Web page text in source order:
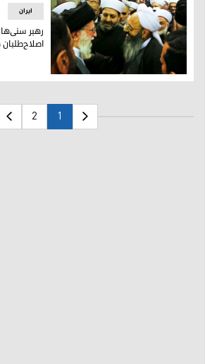
رهبر سنی‌های بلوچستان به
ایران
رهبر
1
2